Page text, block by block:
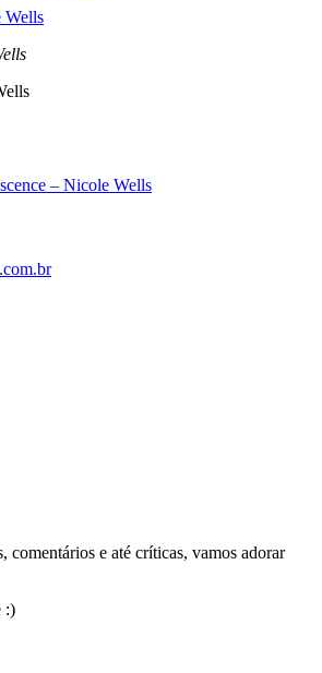
– Nicole Wells
comentários e até críticas, vamos adorar
:)